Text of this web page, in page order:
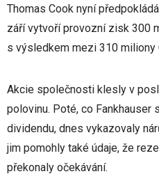
Thomas Cook nyní
září vytvoří provozní zisk 300
s výsledkem mezi 310 miliony
Akcie společnosti klesly v
polovinu. Poté, co
dividendu, dnes vykazovaly
jim pomohly také údaje, že
překonaly očekávání.